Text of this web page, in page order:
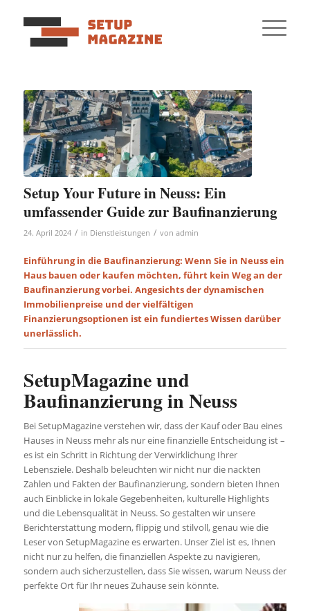
Setup Your Future in Neuss: Ein
umfassender Guide zur Baufinanzierung
24. April 2024 / in Dienstleistungen / von admin
Einführung in die Baufinanzierung: Wenn Sie in Neuss ein
Haus bauen oder kaufen möchten, führt kein Weg an der
Baufinanzierung vorbei. Angesichts der dynamischen
Immobilienpreise und der vielfältigen
Finanzierungsoptionen ist ein fundiertes Wissen darüber
unerlässlich.
SetupMagazine und
Baufinanzierung in Neuss
Bei SetupMagazine verstehen wir, dass der Kauf oder Bau eines
Hauses in Neuss mehr als nur eine finanzielle Entscheidung ist –
es ist ein Schritt in Richtung der Verwirklichung Ihrer
Lebensziele. Deshalb beleuchten wir nicht nur die nackten
Zahlen und Fakten der Baufinanzierung, sondern bieten Ihnen
auch Einblicke in lokale Gegebenheiten, kulturelle Highlights
und die Lebensqualität in Neuss. So gestalten wir unsere
Berichterstattung modern, flippig und stilvoll, genau wie die
Leser von SetupMagazine es erwarten. Unser Ziel ist es, Ihnen
nicht nur zu helfen, die finanziellen Aspekte zu navigieren,
sondern auch sicherzustellen, dass Sie wissen, warum Neuss der
perfekte Ort für Ihr neues Zuhause sein könnte.